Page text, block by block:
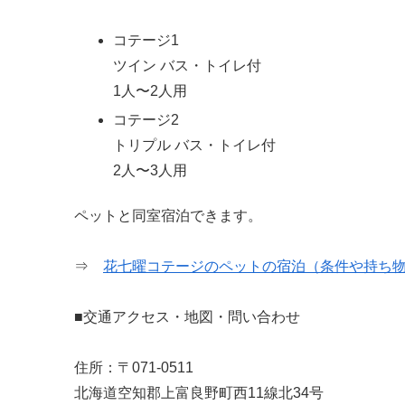
コテージ1
ツイン バス・トイレ付
1人〜2人用
コテージ2
トリプル バス・トイレ付
2人〜3人用
ペットと同室宿泊できます。
⇒ 花七曜コテージのペットの宿泊（条件や持ち
■交通アクセス・地図・問い合わせ
住所：〒071-0511
北海道空知郡上富良野町西11線北34号